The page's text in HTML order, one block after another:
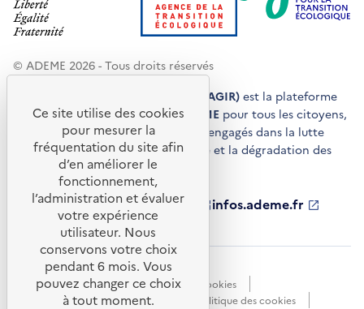
© ADEME 2026 - Tous droits réservés
Agir pour la transition écologique (AGIR) est la plateforme
de conseils et de services de l'ADEME pour tous les citoyens,
acteurs économiques et territoires engagés dans la lutte
contre le réchauffement climatique et la dégradation des
ressources.
ademe.fr
S'ouvre
nouvelle
fenêtre
librairie.ademe.fr
S'ouvre
dans
une
nouvelle
fenêtre
infos.ademe.fr
S'ouvre
nouvelle
ademe.fr/presse
S'ouvre
nouvelle
fenêtre
Accessibilité : non conforme
Données personnelles
Gestion des cookies
Mentions légales
Plan du site
Politique des cookies
Ce site utilise des cookies
pour mesurer la
fréquentation du site afin
d’en améliorer le
fonctionnement,
l’administration et évaluer
votre expérience
utilisateur. Nous
conservons votre choix
pendant 6 mois. Vous
pouvez changer ce choix
à tout moment.